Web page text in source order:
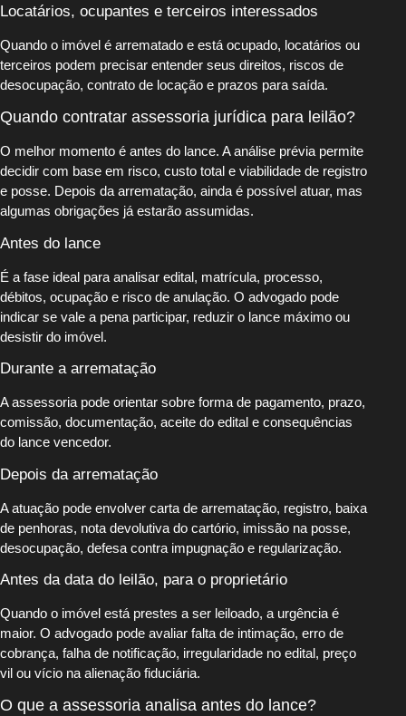
Locatários, ocupantes e terceiros interessados
Quando o imóvel é arrematado e está ocupado, locatários ou
terceiros podem precisar entender seus direitos, riscos de
desocupação, contrato de locação e prazos para saída.
Quando contratar assessoria jurídica para leilão?
O melhor momento é antes do lance. A análise prévia permite
decidir com base em risco, custo total e viabilidade de registro
e posse. Depois da arrematação, ainda é possível atuar, mas
algumas obrigações já estarão assumidas.
Antes do lance
É a fase ideal para analisar edital, matrícula, processo,
débitos, ocupação e risco de anulação. O advogado pode
indicar se vale a pena participar, reduzir o lance máximo ou
desistir do imóvel.
Durante a arrematação
A assessoria pode orientar sobre forma de pagamento, prazo,
comissão, documentação, aceite do edital e consequências
do lance vencedor.
Depois da arrematação
A atuação pode envolver carta de arrematação, registro, baixa
de penhoras, nota devolutiva do cartório, imissão na posse,
desocupação, defesa contra impugnação e regularização.
Antes da data do leilão, para o proprietário
Quando o imóvel está prestes a ser leiloado, a urgência é
maior. O advogado pode avaliar falta de intimação, erro de
cobrança, falha de notificação, irregularidade no edital, preço
vil ou vício na alienação fiduciária.
O que a assessoria analisa antes do lance?